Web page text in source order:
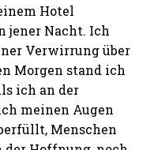
Hotel
jener Nacht. Ich
Verwirrung über
Morgen stand ich
ich an der
meinen Augen
Menschen